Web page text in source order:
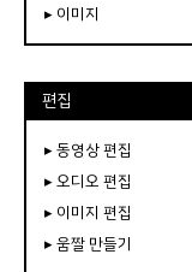
▸ 이미지
편집
▸ 동영상 편집
▸ 오디오 편집
▸ 이미지 편집
▸ 움짤 만들기